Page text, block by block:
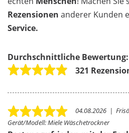
Rezensionen anderer Kunden
Service.
Durchschnittliche Bewertung:
321
04.08.2026 |
Gerät/Modell:Miele Wäschetrockner